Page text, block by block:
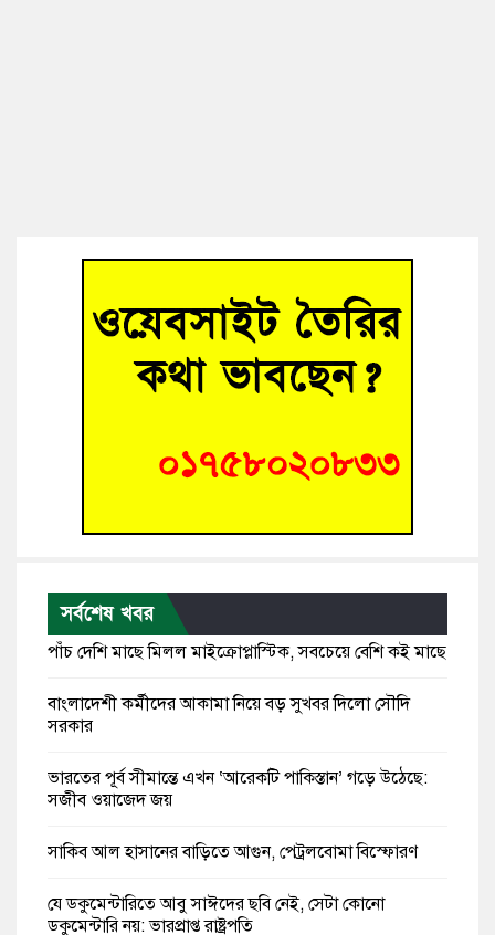
সর্বশেষ খবর
পাঁচ দেশি মাছে মিলল মাইক্রোপ্লাস্টিক, সবচেয়ে বেশি কই মাছে
বাংলাদেশী কর্মীদের আকামা নিয়ে বড় সুখবর দিলো সৌদি
সরকার
ভারতের পূর্ব সীমান্তে এখন ‘আরেকটি পাকিস্তান’ গড়ে উঠেছে:
সজীব ওয়াজেদ জয়
সাকিব আল হাসানের বাড়িতে আগুন, পেট্রলবোমা বিস্ফোরণ
যে ডকুমেন্টারিতে আবু সাঈদের ছবি নেই, সেটা কোনো
ডকুমেন্টারি নয়: ভারপ্রাপ্ত রাষ্ট্রপতি